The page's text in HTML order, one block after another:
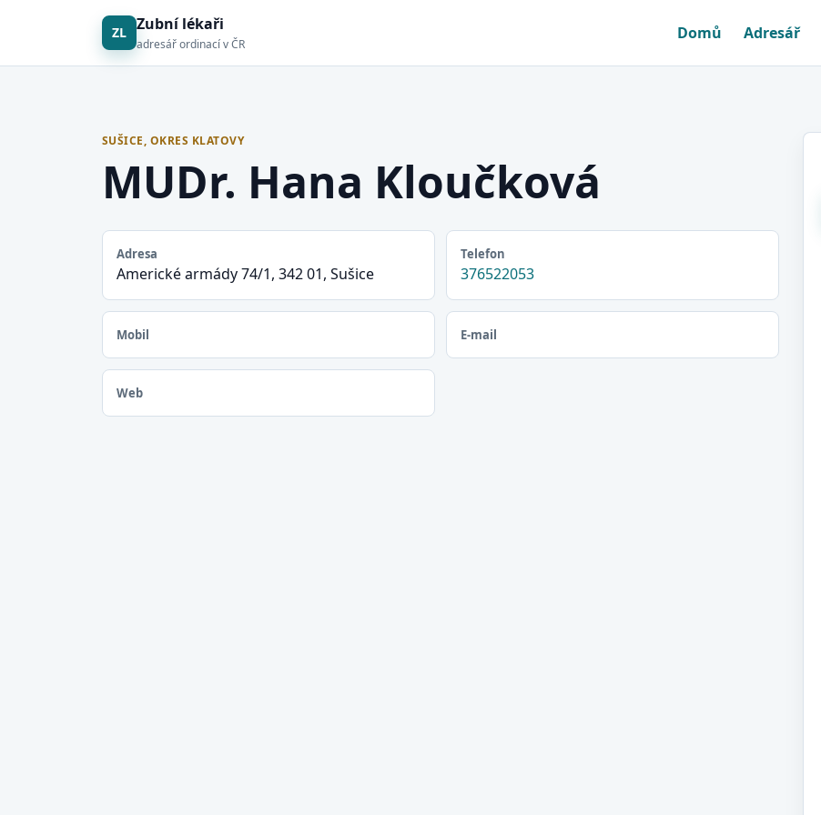
ZL Zubní lékaři
adresář ordinací v ČR
Domů Adresář
SUŠICE, OKRES KLATOVY
MUDr. Hana Kloučková
Adresa
Americké armády 74/1, 342 01, Sušice
Telefon
376522053
Mobil E-mail
Web